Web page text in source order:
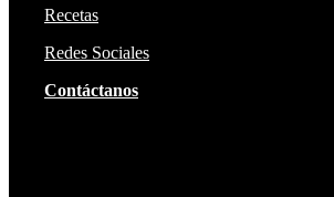
Recetas
Redes Sociales
Contáctanos